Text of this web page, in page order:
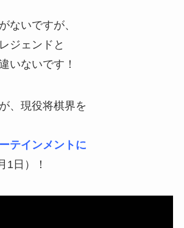
ないですが、
ジェンドと
いないです！
、現役将棋界を
テインメントに
1日）！